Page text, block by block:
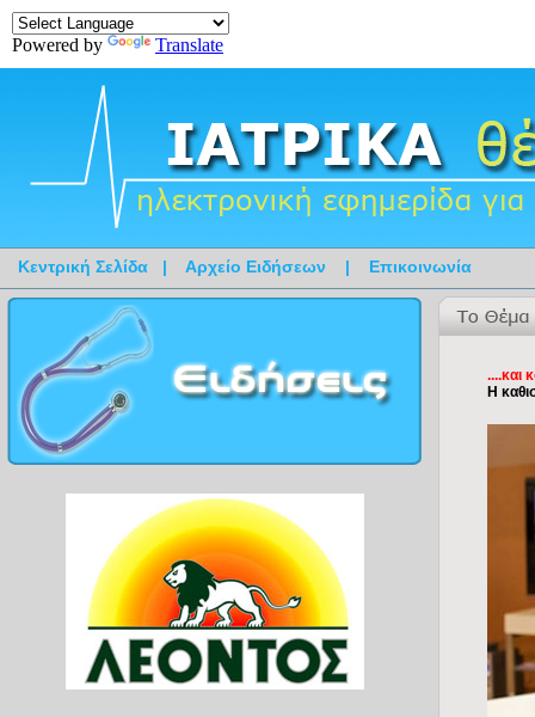
Powered by Translate
Κεντρική Σελίδα | Αρχείο Ειδήσεων | Επικοινωνία
....και
Η